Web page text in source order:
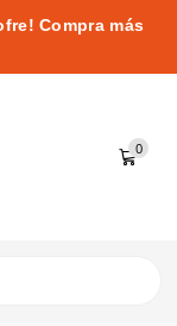
Compra más
0